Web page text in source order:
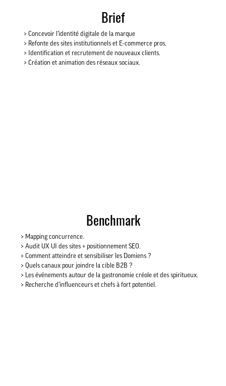
Brief
> Concevoir l’identité digitale de la marque
> Refonte des sites institutionnels et E-commerce pros.
> Identification et recrutement de nouveaux clients.
> Création et animation des réseaux sociaux.
Benchmark
> Mapping concurrence.
> Audit UX UI des sites + positionnement SEO.
> Comment atteindre et sensibiliser les Domiens ?
> Quels canaux pour joindre la cible B2B ?
> Les événements autour de la gastronomie créole et des spiritueux.
> Recherche d’influenceurs et chefs à fort potentiel.